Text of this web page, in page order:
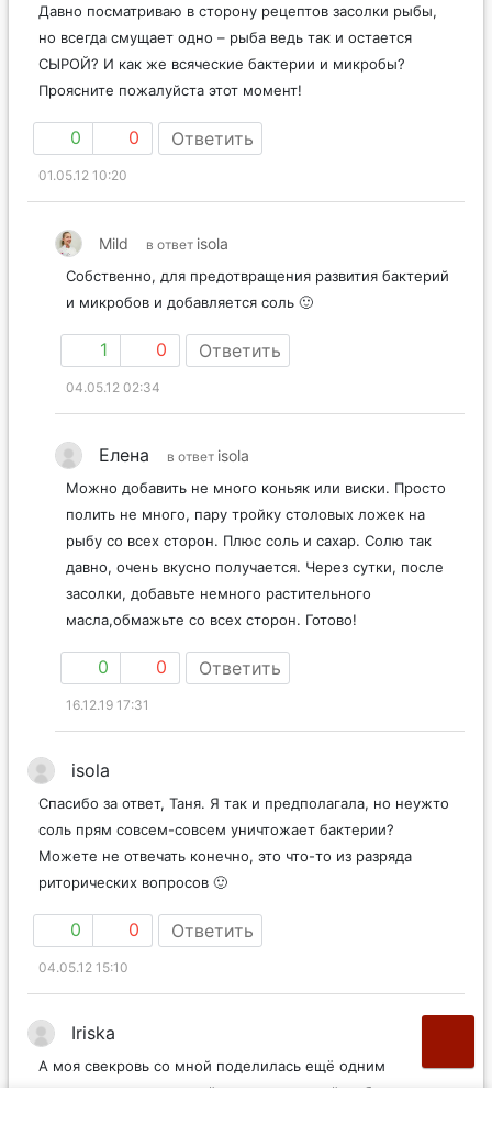
Давно посматриваю в сторону рецептов засолки рыбы,
но всегда смущает одно – рыба ведь так и остается
СЫРОЙ? И как же всяческие бактерии и микробы?
Проясните пожалуйста этот момент!
0 0 Ответить
01.05.12 10:20
Mild в ответ isola
Собственно, для предотвращения развития бактерий
и микробов и добавляется соль 🙂
1 0 Ответить
04.05.12 02:34
Елена в ответ isola
Можно добавить не много коньяк или виски. Просто
полить не много, пару тройку столовых ложек на
рыбу со всех сторон. Плюс соль и сахар. Солю так
давно, очень вкусно получается. Через сутки, после
засолки, добавьте немного растительного
масла,обмажьте со всех сторон. Готово!
0 0 Ответить
16.12.19 17:31
isola
Спасибо за ответ, Таня. Я так и предполагала, но неужто
соль прям совсем-совсем уничтожает бактерии?
Можете не отвечать конечно, это что-то из разряда
риторических вопросов 🙂
0 0 Ответить
04.05.12 15:10
Iriska
А моя свекровь со мной поделилась ещё одним
секретом для домашней засолки красной рыбы